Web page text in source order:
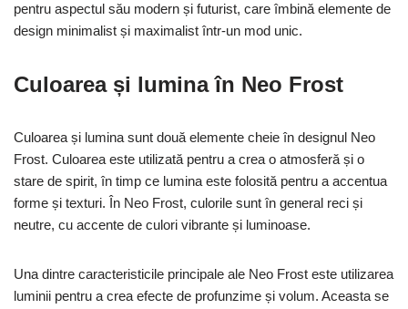
pentru aspectul său modern și futurist, care îmbină elemente de
design minimalist și maximalist într-un mod unic.
Culoarea și lumina în Neo Frost
Culoarea și lumina sunt două elemente cheie în designul Neo
Frost. Culoarea este utilizată pentru a crea o atmosferă și o
stare de spirit, în timp ce lumina este folosită pentru a accentua
forme și texturi. În Neo Frost, culorile sunt în general reci și
neutre, cu accente de culori vibrante și luminoase.
Una dintre caracteristicile principale ale Neo Frost este utilizarea
luminii pentru a crea efecte de profunzime și volum. Aceasta se